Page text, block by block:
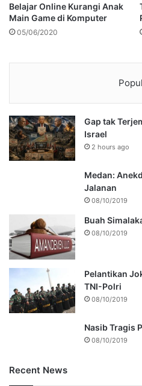
Belajar Online Kurangi Anak
Main Game di Komputer
05/06/2020
Gap tak
Israel
2 hours ago
Medan:
Jalanan
08/10/2019
Buah
08/10/2019
Pelantikan
TNI-Polri
08/10/2019
Nasib Tragis
08/10/2019
Recent News